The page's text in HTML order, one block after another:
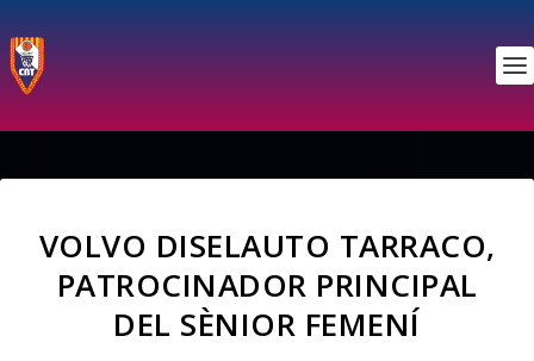
VOLVO DISELAUTO TARRACO,
PATROCINADOR PRINCIPAL
DEL SÈNIOR FEMENÍ